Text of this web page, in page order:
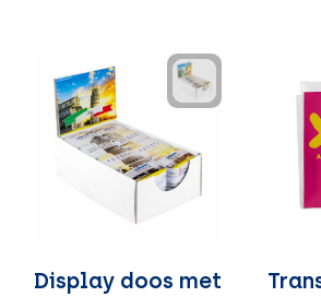
Display doos met